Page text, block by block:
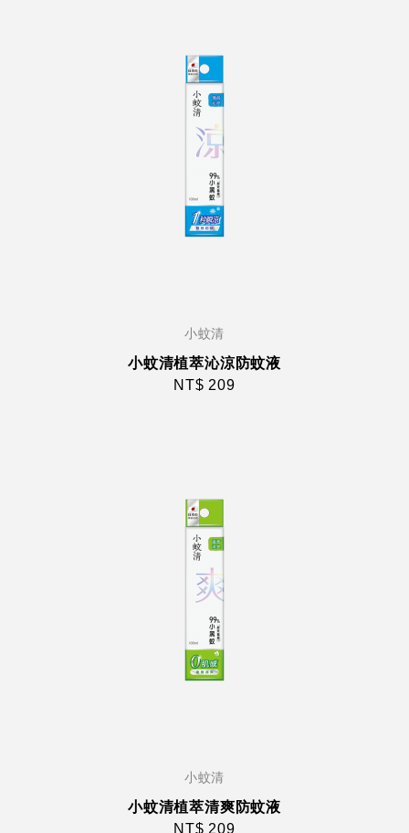
小蚊清
小蚊清植萃沁涼防蚊液
NT$ 209
小蚊清
小蚊清植萃清爽防蚊液
NT$ 209